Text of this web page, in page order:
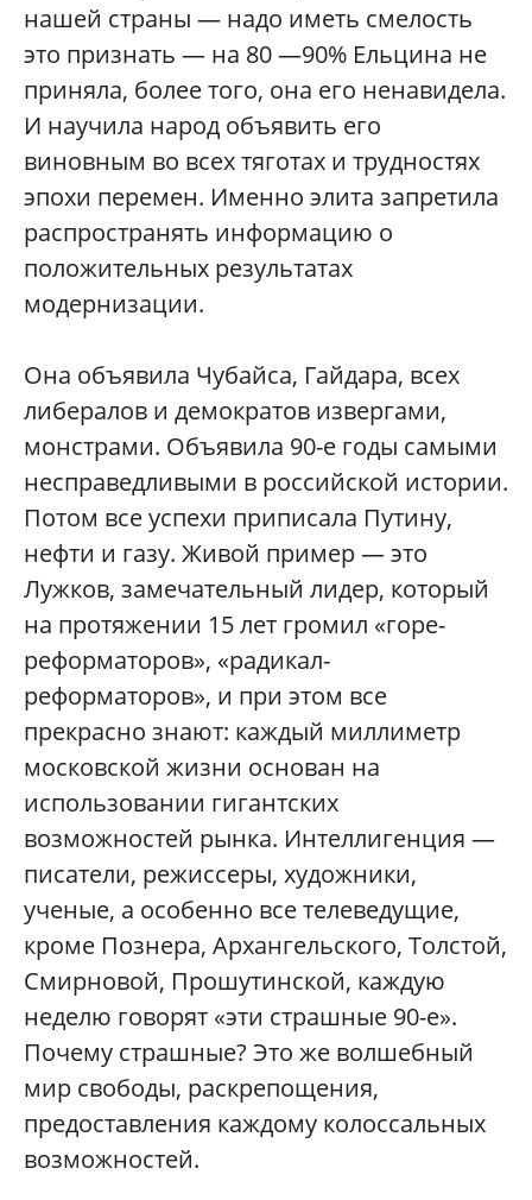
нашей страны — надо иметь смелость
это признать — на 80 —90% Ельцина не
приняла, более того, она его ненавидела.
И научила народ объявить его
виновным во всех тяготах и трудностях
эпохи перемен. Именно элита запретила
распространять информацию о
положительных результатах
модернизации.
Она объявила Чубайса, Гайдара, всех
либералов и демократов извергами,
монстрами. Объявила 90-е годы самыми
несправедливыми в российской истории.
Потом все успехи приписала Путину,
нефти и газу. Живой пример — это
Лужков, замечательный лидер, который
на протяжении 15 лет громил «горе-
реформаторов», «радикал-
реформаторов», и при этом все
прекрасно знают: каждый миллиметр
московской жизни основан на
использовании гигантских
возможностей рынка. Интеллигенция —
писатели, режиссеры, художники,
ученые, а особенно все телеведущие,
кроме Познера, Архангельского, Толстой,
Смирновой, Прошутинской, каждую
неделю говорят «эти страшные 90-е».
Почему страшные? Это же волшебный
мир свободы, раскрепощения,
предоставления каждому колоссальных
возможностей.